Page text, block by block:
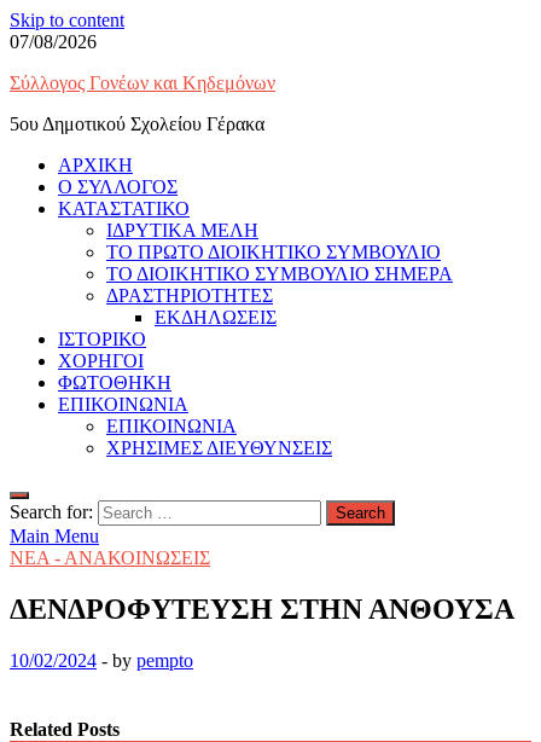
Skip to content
07/08/2026
Σύλλογος Γονέων και Κηδεμόνων
5ου Δημοτικού Σχολείου Γέρακα
ΑΡΧΙΚΗ
Ο ΣΥΛΛΟΓΟΣ
ΚΑΤΑΣΤΑΤΙΚΟ
ΙΔΡΥΤΙΚΑ ΜΕΛΗ
ΤΟ ΠΡΩΤΟ ΔΙΟΙΚΗΤΙΚΟ ΣΥΜΒΟΥΛΙΟ
ΤΟ ΔΙΟΙΚΗΤΙΚΟ ΣΥΜΒΟΥΛΙΟ ΣΗΜΕΡΑ
ΔΡΑΣΤΗΡΙΟΤΗΤΕΣ
ΕΚΔΗΛΩΣΕΙΣ
ΙΣΤΟΡΙΚΟ
ΧΟΡΗΓΟΙ
ΦΩΤΟΘΗΚΗ
ΕΠΙΚΟΙΝΩΝΙΑ
ΕΠΙΚΟΙΝΩΝΙΑ
ΧΡΗΣΙΜΕΣ ΔΙΕΥΘΥΝΣΕΙΣ
Search for:
Main Menu
ΝΕΑ - ΑΝΑΚΟΙΝΩΣΕΙΣ
ΔΕΝΔΡΟΦΥΤΕΥΣΗ ΣΤΗΝ ΑΝΘΟΥΣΑ
10/02/2024 - by pempto
Related Posts